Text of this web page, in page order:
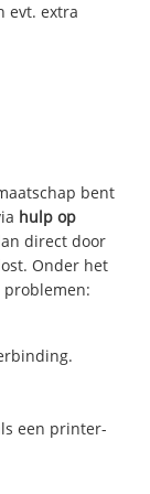
evt. extra
bent
hulp op
direct door
Onder het
problemen:
een printer-